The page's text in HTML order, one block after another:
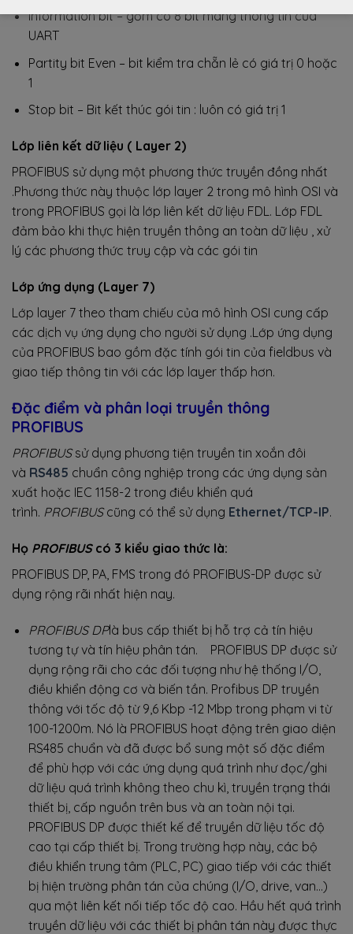
Information bit – gồm có 8 bit mang thông tin của
UART
Partity bit Even – bit kiểm tra chẵn lẻ có giá trị 0 hoặc
1
Stop bit – Bit kết thúc gói tin : luôn có giá trị 1
Lớp liên kết dữ liệu ( Layer 2)
PROFIBUS sử dụng một phương thức truyền đồng nhất
.Phương thức này thuộc lớp layer 2 trong mô hình OSI và
trong PROFIBUS gọi là lớp liên kết dữ liệu FDL. Lớp FDL
đảm bảo khi thực hiện truyền thông an toàn dữ liệu , xử
lý các phương thức truy cập và các gói tin
Lớp ứng dụng (Layer 7)
Lớp layer 7 theo tham chiếu của mô hình OSI cung cấp
các dịch vụ ứng dụng cho người sử dụng .Lớp ứng dụng
của PROFIBUS bao gồm đặc tính gói tin của fieldbus và
giao tiếp thông tin với các lớp layer thấp hơn.
Đặc điểm và phân loại truyền thông
PROFIBUS
PROFIBUSsử dụng phương tiện truyền tin xoắn đôi
và RS485 chuẩn công nghiệp trong các ứng dụng sản
xuất hoặc IEC 1158-2 trong điều khiển quá
trình. PROFIBUScũng có thể sử dụng Ethernet/TCP-IP.
Họ PROFIBUScó 3 kiểu giao thức là:
PROFIBUS DP, PA, FMS trong đó PROFIBUS-DP được sử
dụng rộng rãi nhất hiện nay.
PROFIBUS DPlà bus cấp thiết bị hỗ trợ cả tín hiệu
tương tự và tín hiệu phân tán. PROFIBUS DP được sử
dụng rộng rãi cho các đối tượng như hệ thống I/O,
điều khiển động cơ và biến tần. Profibus DP truyền
thông với tốc độ từ 9,6 Kbp -12 Mbp trong phạm vi từ
100-1200m. Nó là PROFIBUS hoạt động trên giao diện
RS485 chuẩn và đã được bổ sung một số đặc điểm
để phù hợp với các ứng dụng quá trình như đọc/ghi
dữ liệu quá trình không theo chu kì, truyền trạng thái
thiết bị, cấp nguồn trên bus và an toàn nội tại.
PROFIBUS DP được thiết kế để truyền dữ liệu tốc độ
cao tại cấp thiết bị. Trong trường hợp này, các bộ
điều khiển trung tâm (PLC, PC) giao tiếp với các thiết
bị hiện trường phân tán của chúng (I/O, drive, van…)
qua một liên kết nối tiếp tốc độ cao. Hầu hết quá trình
truyền dữ liệu với các thiết bị phân tán này được thực